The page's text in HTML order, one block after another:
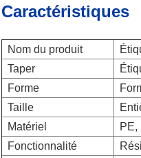
Caractéristiques
Nom du produit
Taper
Forme
Taille
Matériel
PE,
Fonctionnalité